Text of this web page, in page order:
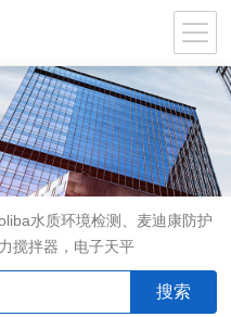
水质环境检测、麦迪康防护
搅拌器，电子天平